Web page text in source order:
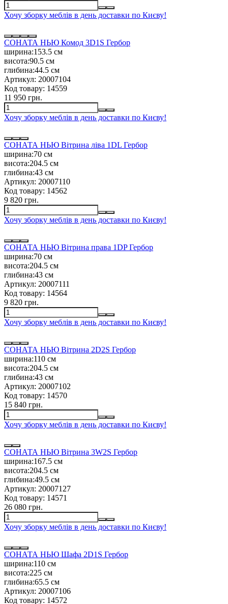
Хочу зборку меблів в день доставки по Києву!
СОНАТА НЬЮ Комод 3D1S Гербор
ширина:153.5 см
висота:90.5 см
глибина:44.5 см
Артикул: 20007104
Код товару: 14559
11 950 грн.
Хочу зборку меблів в день доставки по Києву!
СОНАТА НЬЮ Вітрина ліва 1DL Гербор
ширина:70 см
висота:204.5 см
глибина:43 см
Артикул: 20007110
Код товару: 14562
9 820 грн.
Хочу зборку меблів в день доставки по Києву!
СОНАТА НЬЮ Вітрина права 1DP Гербор
ширина:70 см
висота:204.5 см
глибина:43 см
Артикул: 20007111
Код товару: 14564
9 820 грн.
Хочу зборку меблів в день доставки по Києву!
СОНАТА НЬЮ Вітрина 2D2S Гербор
ширина:110 см
висота:204.5 см
глибина:43 см
Артикул: 20007102
Код товару: 14570
15 840 грн.
Хочу зборку меблів в день доставки по Києву!
СОНАТА НЬЮ Вітрина 3W2S Гербор
ширина:167.5 см
висота:204.5 см
глибина:49.5 см
Артикул: 20007127
Код товару: 14571
26 080 грн.
Хочу зборку меблів в день доставки по Києву!
СОНАТА НЬЮ Шафа 2D1S Гербор
ширина:110 см
висота:225 см
глибина:65.5 см
Артикул: 20007106
Код товару: 14572